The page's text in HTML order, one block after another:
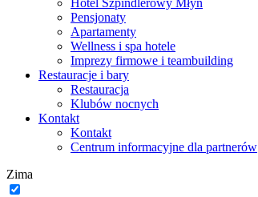
Hotel Szpindlerowy Młyn
Pensjonaty
Apartamenty
Wellness i spa hotele
Imprezy firmowe i teambuilding
Restauracje i bary
Restauracja
Klubów nocnych
Kontakt
Kontakt
Centrum informacyjne dla partnerów
Zima